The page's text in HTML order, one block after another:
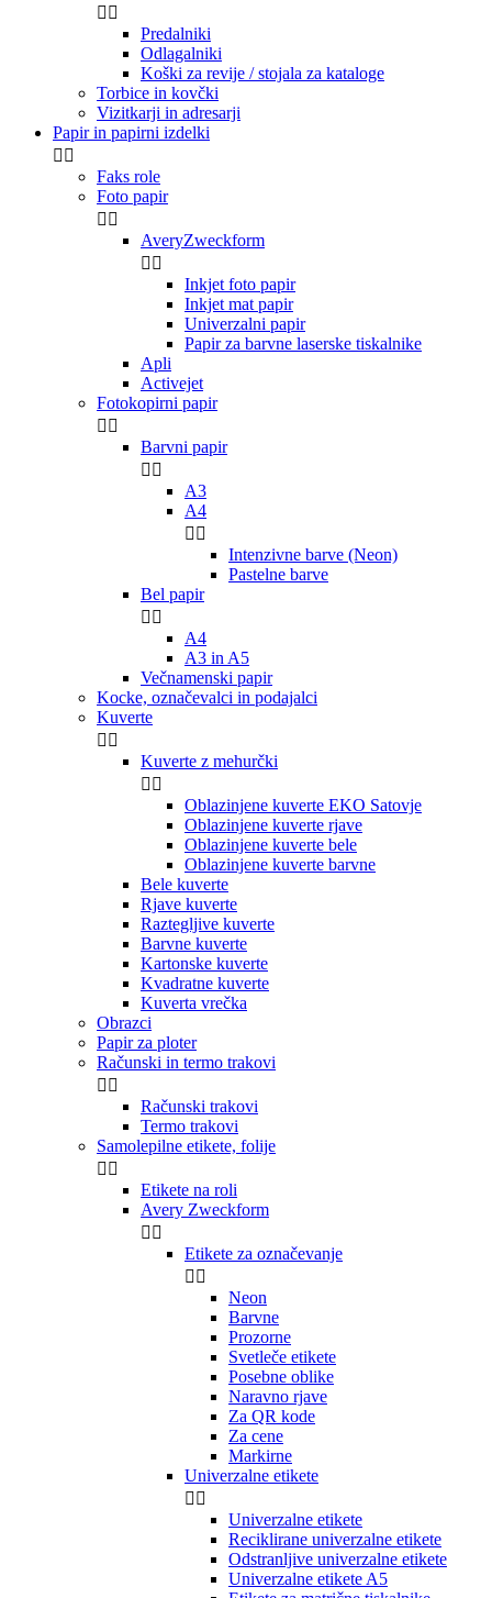
 
Predalniki
Odlagalniki
Koški za revije / stojala za kataloge
Torbice in kovčki
Vizitkarji in adresarji
Papir in papirni izdelki
 
Faks role
Foto papir
 
AveryZweckform
 
Inkjet foto papir
Inkjet mat papir
Univerzalni papir
Papir za barvne laserske tiskalnike
Apli
Activejet
Fotokopirni papir
 
Barvni papir
 
A3
A4
 
Intenzivne barve (Neon)
Pastelne barve
Bel papir
 
A4
A3 in A5
Večnamenski papir
Kocke, označevalci in podajalci
Kuverte
 
Kuverte z mehurčki
 
Oblazinjene kuverte EKO Satovje
Oblazinjene kuverte rjave
Oblazinjene kuverte bele
Oblazinjene kuverte barvne
Bele kuverte
Rjave kuverte
Raztegljive kuverte
Barvne kuverte
Kartonske kuverte
Kvadratne kuverte
Kuverta vrečka
Obrazci
Papir za ploter
Računski in termo trakovi
 
Računski trakovi
Termo trakovi
Samolepilne etikete, folije
 
Etikete na roli
Avery Zweckform
 
Etikete za označevanje
 
Neon
Barvne
Prozorne
Svetleče etikete
Posebne oblike
Naravno rjave
Za QR kode
Za cene
Markirne
Univerzalne etikete
 
Univerzalne etikete
Reciklirane univerzalne etikete
Odstranljive univerzalne etikete
Univerzalne etikete A5